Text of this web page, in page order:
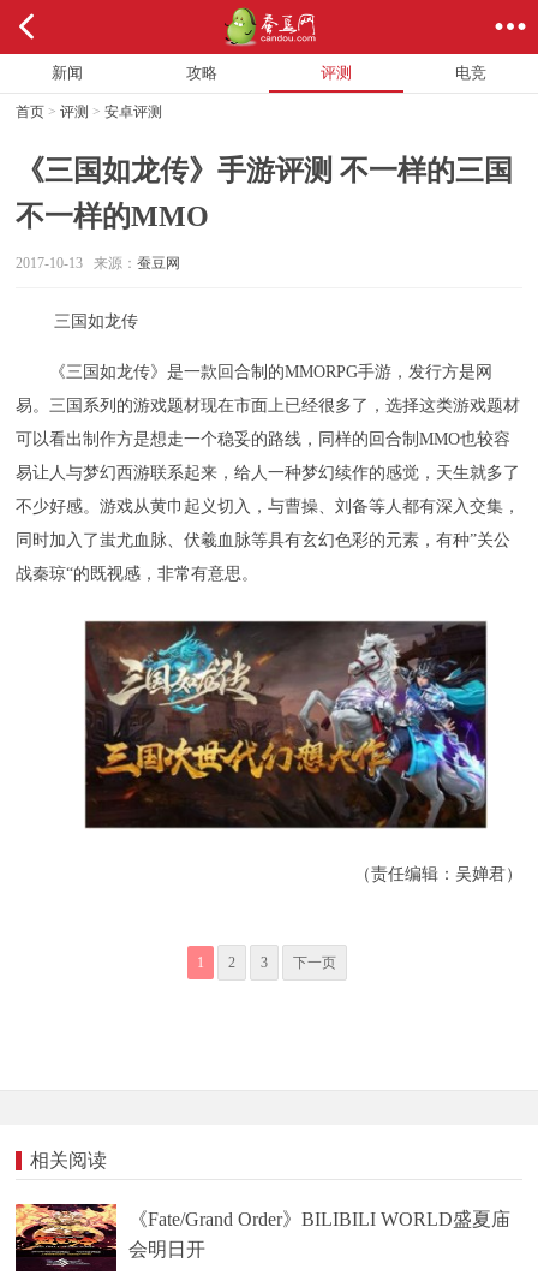
新闻 攻略 评测 电竞
首页 >评测 >安卓评测
《三国如龙传》手游评测 不一样的三国
不一样的MMO
2017-10-13 来源：蚕豆网
三国如龙传
《三国如龙传》是一款回合制的MMORPG手游，发行方是网
易。三国系列的游戏题材现在市面上已经很多了，选择这类游戏题材
可以看出制作方是想走一个稳妥的路线，同样的回合制MMO也较容
易让人与梦幻西游联系起来，给人一种梦幻续作的感觉，天生就多了
不少好感。游戏从黄巾起义切入，与曹操、刘备等人都有深入交集，
同时加入了蚩尤血脉、伏羲血脉等具有玄幻色彩的元素，有种”关公
战秦琼“的既视感，非常有意思。
（责任编辑：吴婵君）
1 2 3 下一页
相关阅读
《Fate/Grand Order》BILIBILI WORLD盛夏庙
会明日开